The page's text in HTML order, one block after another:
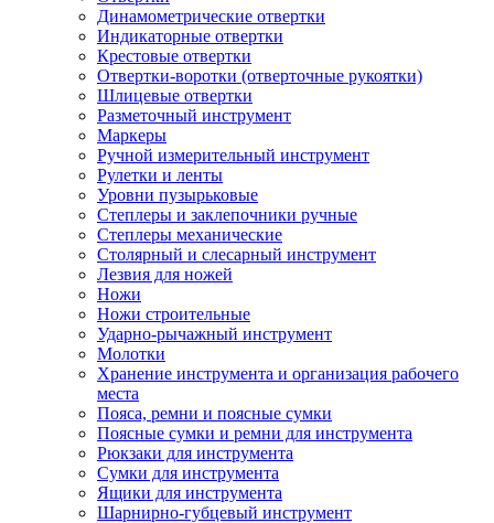
Динамометрические отвертки
Индикаторные отвертки
Крестовые отвертки
Отвертки-воротки (отверточные рукоятки)
Шлицевые отвертки
Разметочный инструмент
Маркеры
Ручной измерительный инструмент
Рулетки и ленты
Уровни пузырьковые
Степлеры и заклепочники ручные
Степлеры механические
Столярный и слесарный инструмент
Лезвия для ножей
Ножи
Ножи строительные
Ударно-рычажный инструмент
Молотки
Хранение инструмента и организация рабочего
места
Пояса, ремни и поясные сумки
Поясные сумки и ремни для инструмента
Рюкзаки для инструмента
Сумки для инструмента
Ящики для инструмента
Шарнирно-губцевый инструмент